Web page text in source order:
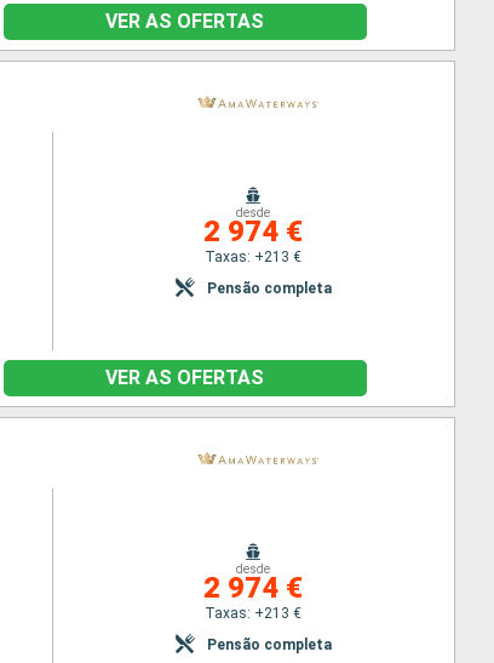
VER AS OFERTAS
desde
2 974 €
Taxas: +213 €
Pensão completa
VER AS OFERTAS
desde
2 974 €
Taxas: +213 €
Pensão completa